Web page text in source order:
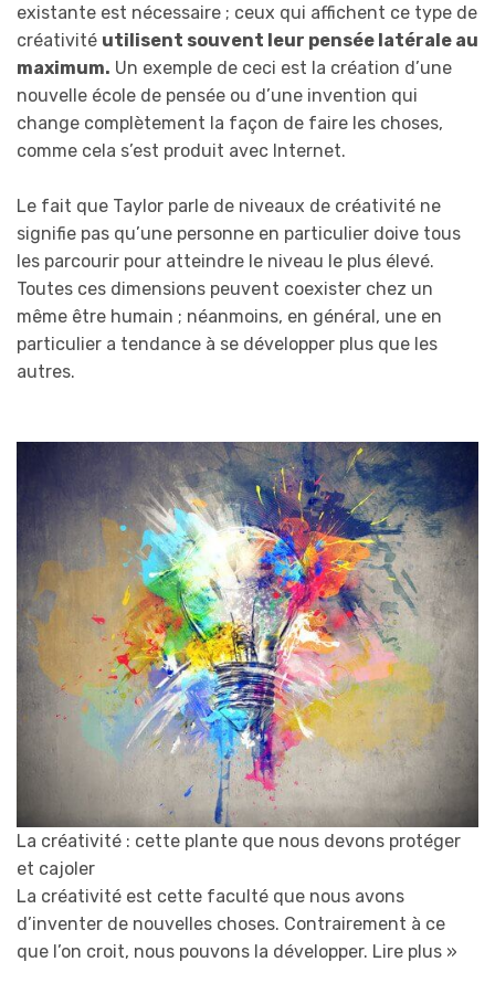
existante est nécessaire ; ceux qui affichent ce type de
créativité utilisent souvent leur pensée latérale au
maximum. Un exemple de ceci est la création d’une
nouvelle école de pensée ou d’une invention qui
change complètement la façon de faire les choses,
comme cela s’est produit avec Internet.
Le fait que Taylor parle de niveaux de créativité ne
signifie pas qu’une personne en particulier doive tous
les parcourir pour atteindre le niveau le plus élevé.
Toutes ces dimensions peuvent coexister chez un
même être humain ; néanmoins, en général, une en
particulier a tendance à se développer plus que les
autres.
La créativité : cette plante que nous devons protéger
et cajoler
La créativité est cette faculté que nous avons
d’inventer de nouvelles choses. Contrairement à ce
que l’on croit, nous pouvons la développer. Lire plus »